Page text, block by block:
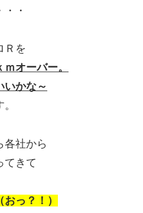
・
Ｒを
オーバー。
いかな～
各社から
てきて
っ？！）